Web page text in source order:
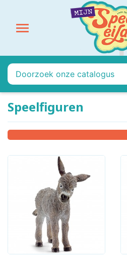

Speelfiguren